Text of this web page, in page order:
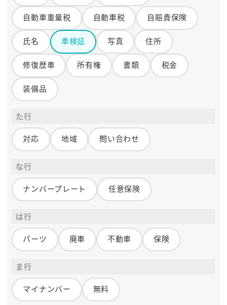
自動車重量税 自動車税 自賠責保険
氏名 車検証 写真 住所
修復歴車 所有権 書類 税金
装備品
た行
対応 地域 問い合わせ
な行
ナンバープレート 任意保険
は行
パーツ 廃車 不動車 保険
ま行
マイナンバー 無料